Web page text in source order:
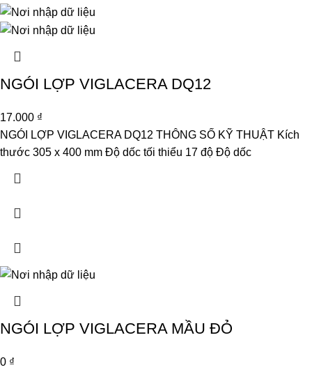
NGÓI LỢP VIGLACERA DQ12
17.000 ₫
NGÓI LỢP VIGLACERA DQ12 THÔNG SỐ KỸ THUẬT Kích
thước 305 x 400 mm Độ dốc tối thiểu 17 độ Độ dốc
NGÓI LỢP VIGLACERA MẦU ĐỎ
0 ₫